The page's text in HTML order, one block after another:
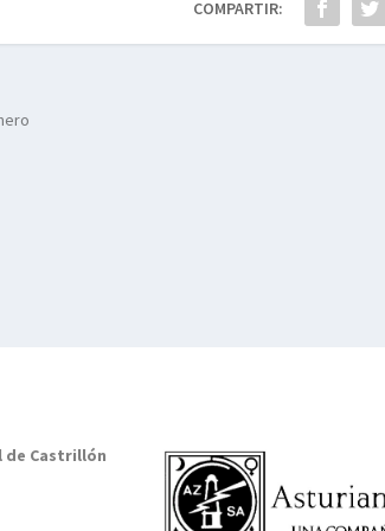
COMPARTIR:
de Castrillón